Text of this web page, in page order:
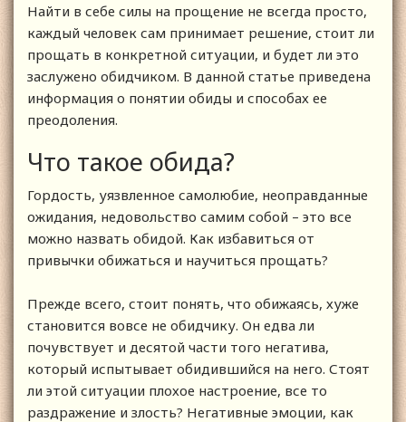
Найти в себе силы на прощение не всегда просто,
каждый человек сам принимает решение, стоит ли
прощать в конкретной ситуации, и будет ли это
заслужено обидчиком. В данной статье приведена
информация о понятии обиды и способах ее
преодоления.
Что такое обида?
Гордость, уязвленное самолюбие, неоправданные
ожидания, недовольство самим собой – это все
можно назвать обидой. Как избавиться от
привычки обижаться и научиться прощать?
Прежде всего, стоит понять, что обижаясь, хуже
становится вовсе не обидчику. Он едва ли
почувствует и десятой части того негатива,
который испытывает обидившийся на него. Стоят
ли этой ситуации плохое настроение, все то
раздражение и злость? Негативные эмоции, как